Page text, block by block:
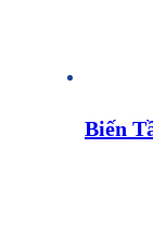
Biến